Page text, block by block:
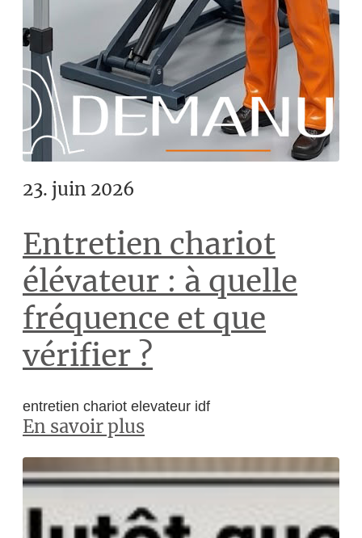
23. juin 2026
Entretien chariot
élévateur : à quelle
fréquence et que
vérifier ?
entretien chariot elevateur idf
En savoir plus